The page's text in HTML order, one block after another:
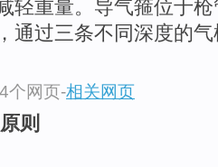
轻重量。导气箍位于
通过三条不同深度的
个网页-相关网页
原则